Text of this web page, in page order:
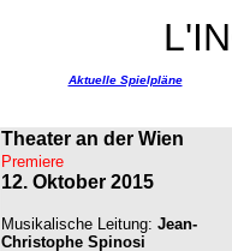
Aktuelle Spielpläne
Theater an der Wien
Premiere
12. Oktober 2015
Musikalische Leitung: Jean-
Christophe Spinosi